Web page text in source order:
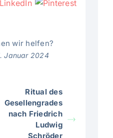
wir helfen?
Januar 2024
Ritual des
Gesellengrades
nach Friedrich
Ludwig
Schröder